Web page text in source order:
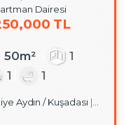
Dairesi
TL
50m²
1
1
1
Aydın / Kuşadası /